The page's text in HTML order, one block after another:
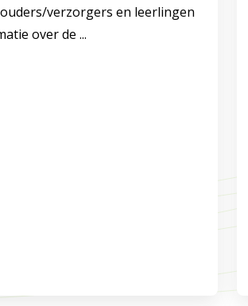
verzorgers en leerlingen
over de ...